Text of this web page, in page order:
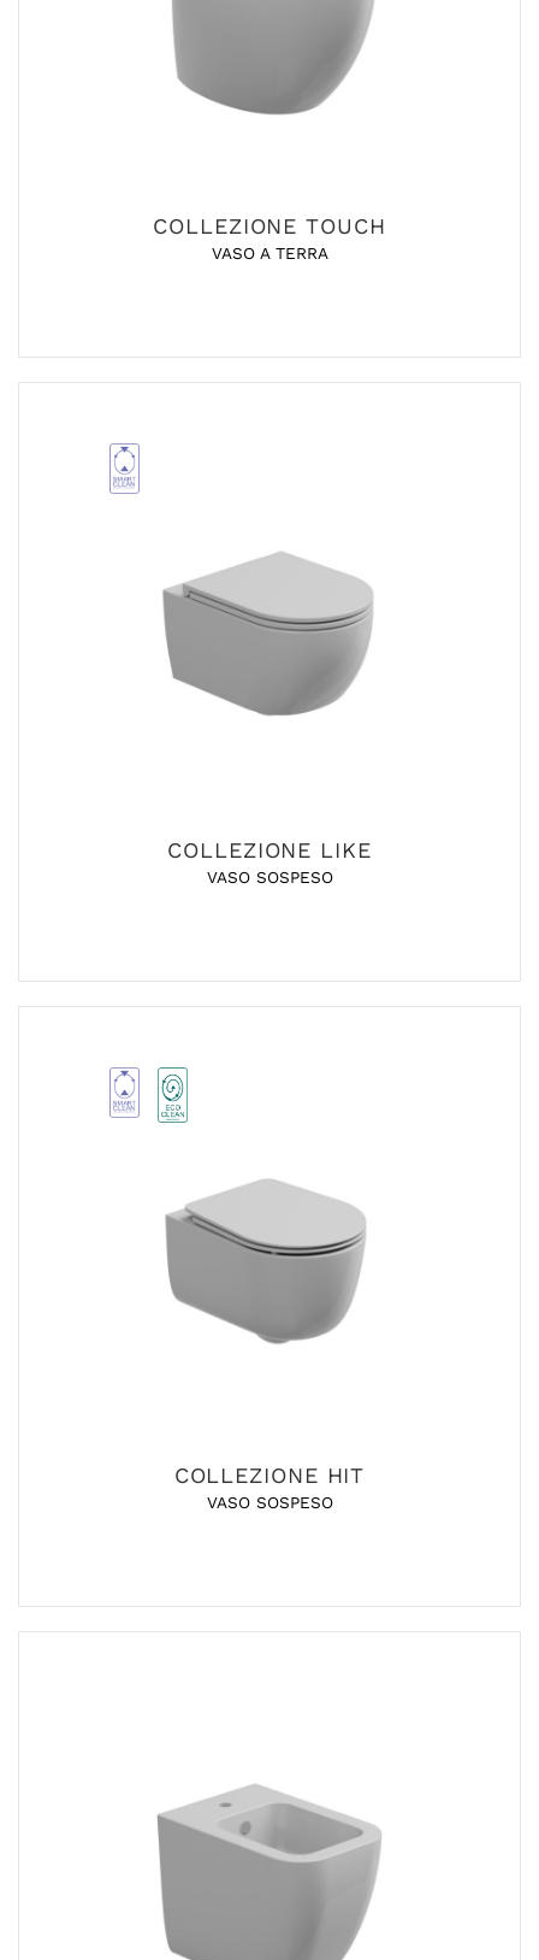
COLLEZIONE TOUCH
VASO A TERRA
COLLEZIONE LIKE
VASO SOSPESO
COLLEZIONE HIT
VASO SOSPESO